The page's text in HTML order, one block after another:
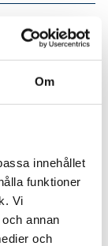
Om
innehållet
funktioner
Vi
annan
och